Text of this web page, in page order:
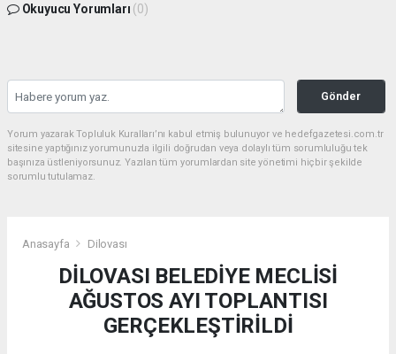
Okuyucu Yorumları (0)
Gönder
Yorum yazarak Topluluk Kuralları’nı kabul etmiş bulunuyor ve hedefgazetesi.com.tr
sitesine yaptığınız yorumunuzla ilgili doğrudan veya dolaylı tüm sorumluluğu tek
başınıza üstleniyorsunuz. Yazılan tüm yorumlardan site yönetimi hiçbir şekilde
sorumlu tutulamaz.
Anasayfa Dilovası
DİLOVASI BELEDİYE MECLİSİ
AĞUSTOS AYI TOPLANTISI
GERÇEKLEŞTİRİLDİ